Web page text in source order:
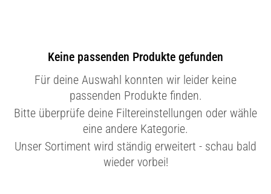
Keine passenden Produkte gefunden
Für deine Auswahl konnten wir leider keine
passenden Produkte finden.
Bitte überprüfe deine Filtereinstellungen oder wähle
eine andere Kategorie.
Unser Sortiment wird ständig erweitert - schau bald
wieder vorbei!